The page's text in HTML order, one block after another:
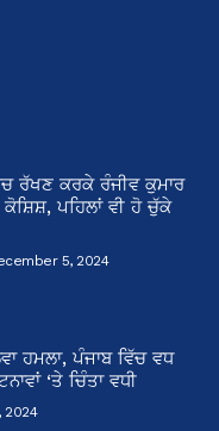
ਰੱਖਣ ਕਰਕੇ ਰੰਜੀਵ ਕੁਮਾਰ
ਪਹਿਲਾਂ ਵੀ ਹੋ ਚੁੱਕੇ
5, 2024
ਹਮਲਾ, ਪੰਜਾਬ ਵਿੱਚ ਵਧ
‘ਤੇ ਚਿੰਤਾ ਵਧੀ
2024